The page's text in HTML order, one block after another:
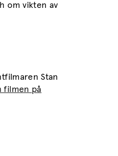
om vikten av
Stan
filmen på